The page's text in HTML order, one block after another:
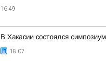
16:49
В Хакасии состоялся
18:07